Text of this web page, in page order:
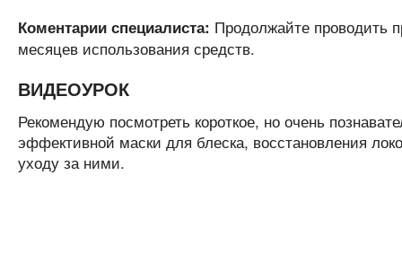
Коментарии специалиста: Продолжайте проводить
месяцев использования средств.
ВИДЕОУРОК
Рекомендую посмотреть короткое, но очень
эффективной маски для блеска, восстановления
уходу за ними.